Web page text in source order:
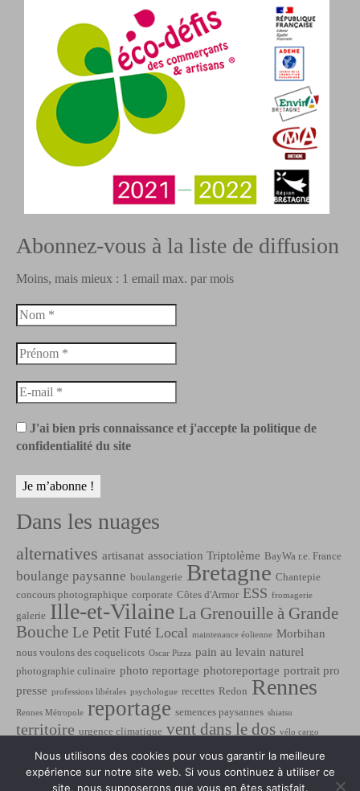
Abonnez-vous à la liste de diffusion
Moins, mais mieux : 1 email max. par mois
J'ai bien pris connaissance et j'accepte la politique de
confidentialité du site
Dans les nuages
alternatives artisanat association Triptolème BayWa r.e. France
boulange paysanne boulangerie Bretagne Chantepie
concours photographique corporate Côtes d'Armor ESS fromagerie
galerie Ille-et-Vilaine La Grenouille à Grande
Bouche Le Petit Futé Local maintenance éolienne Morbihan
nous voulons des coquelicots Oscar Pizza pain au levain naturel
photographie culinaire photo reportage photoreportage portrait pro
presse professions libérales psychologue recettes Redon Rennes
Rennes Métropole reportage semences paysannes shiatsu
territoire urgence climatique vent dans le dos vélo cargo
énergies renouvelables éolien évènementiel
Contact Mentions légales Protection des données Plan de site
Nous utilisons des cookies pour vous garantir la meilleure
expérience sur notre site web. Si vous continuez à utiliser ce
site, nous supposerons que vous en êtes satisfait.